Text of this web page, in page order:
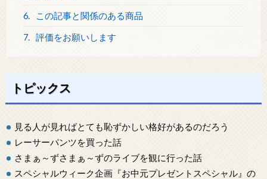
6. この記事と関係のある商品
7. 評価をお願いします
トピックス
見る人が見ればとても恥ずかしい格好があるのだろう
レーサーパンツを買った話
さまぁ～ずさまぁ～ずのライブを観に行った話
スペシャルウィーク企画『お中元プレゼントスペシャル』の